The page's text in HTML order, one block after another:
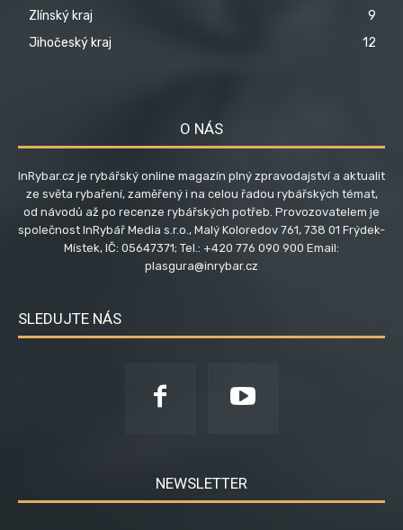
Zlínský kraj
9
Jihočeský kraj
12
O NÁS
InRybar.cz je rybářský online magazín plný zpravodajství a aktualit
ze světa rybaření, zaměřený i na celou řadou rybářských témat,
od návodů až po recenze rybářských potřeb. Provozovatelem je
společnost InRybář Media s.r.o., Malý Koloredov 761, 738 01 Frýdek-
Místek, IČ: 05647371; Tel.: +420 776 090 900 Email:
plasgura@inrybar.cz
SLEDUJTE NÁS
NEWSLETTER